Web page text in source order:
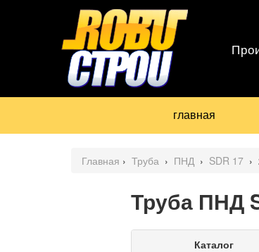
главная
Главная › Труба › ПНД › SDR 17 ›
Труба ПНД
Каталог